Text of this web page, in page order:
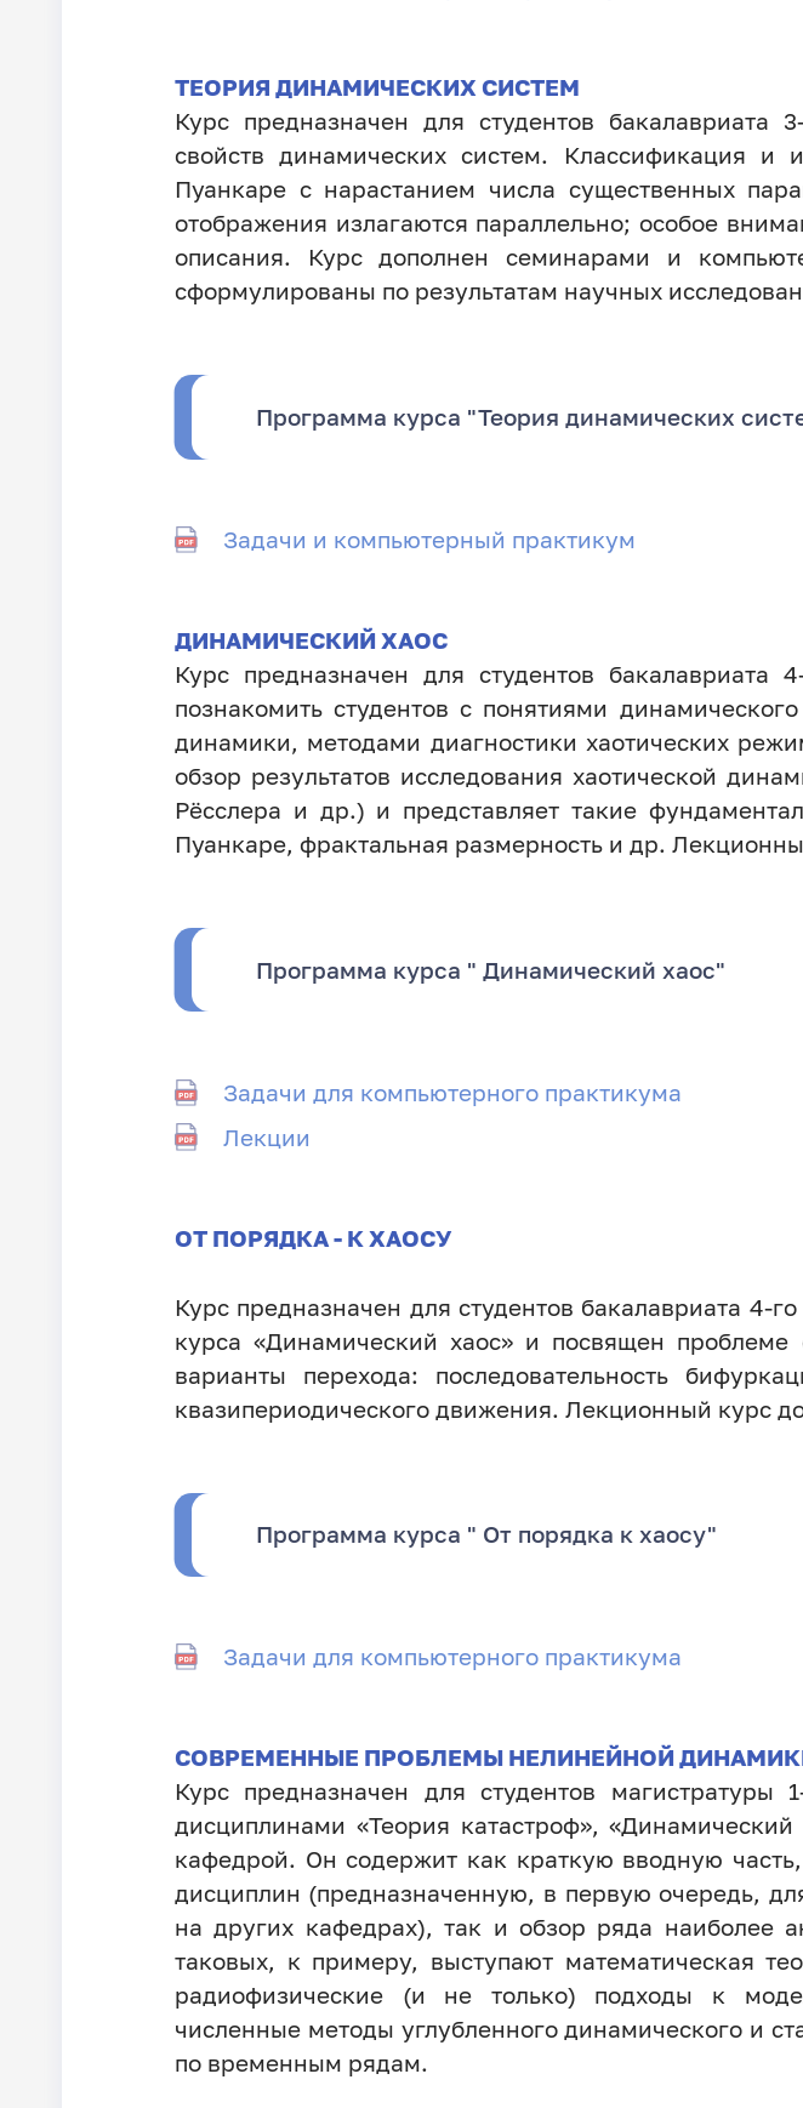
ТЕОРИЯ ДИНАМИЧЕСКИХ СИСТЕМ
Курс предназначен для студентов бакалавриата
свойств динамических систем. Классификация и
Пуанкаре с нарастанием числа существенных
отображения излагаются параллельно; особое
описания. Курс дополнен семинарами и
сформулированы по результатам научных
Программа курса "Теория динамических
Задачи и компьютерный практикум
ДИНАМИЧЕСКИЙ ХАОС
Курс предназначен для студентов
познакомить студентов с понятиями
динамики, методами диагностики хаотических
обзор результатов исследования хаотической
Рёсслера и др.) и представляет такие
Пуанкаре, фрактальная размерность и др.
Программа курса " Динамический хаос"
Задачи для компьютерного практикума
Лекции
ОТ ПОРЯДКА - К ХАОСУ
Курс предназначен для студентов бакалавриата 4-
курса «Динамический хаос» и посвящен
варианты перехода: последовательность
квазипериодического движения. Лекционный курс
Программа курса " От порядка к хаосу"
Задачи для компьютерного практикума
СОВРЕМЕННЫЕ ПРОБЛЕМЫ НЕЛИНЕЙНОЙ
Курс предназначен для студентов
дисциплинами «Теория катастроф»,
кафедрой. Он содержит как краткую вводную
дисциплин (предназначенную, в первую очередь,
на других кафедрах), так и обзор ряда наиболее
таковых, к примеру, выступают математическая
радиофизические (и не только) подходы к
численные методы углубленного динамического и
по временным рядам.